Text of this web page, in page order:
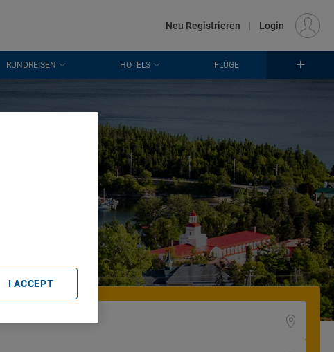
EUR
Neu Registrieren | Login
RUNDREISEN HOTELS FLÜGE
in
I ACCEPT